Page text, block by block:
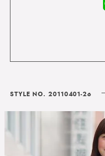
STYLE NO. 20110401-26